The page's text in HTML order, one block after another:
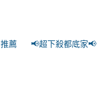
薦 📢超下殺都底家📢